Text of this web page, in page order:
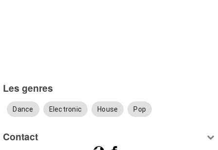
Les genres
Dance Electronic House Pop
Contact